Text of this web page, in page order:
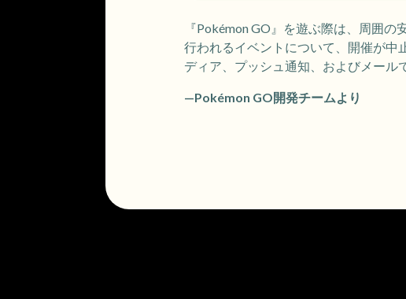
『Pokémon GO』を遊ぶ際は、周囲
行われるイベントについて、開催が中
ディア、プッシュ通知、およびメール
—Pokémon GO開発チームより